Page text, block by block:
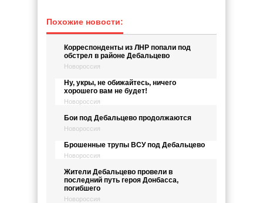
Похожие новости:
Корреспонденты из ЛНР попали под
обстрел в районе Дебальцево
Новороссия
Ну, укры, не обижайтесь, ничего
хорошего вам не будет!
Новороссия
Бои под Дебальцево продолжаются
Новороссия
Брошенные трупы ВСУ под Дебальцево
Новороссия
Жители Дебальцево провели в
последний путь героя Донбасса,
погибшего
Новороссия